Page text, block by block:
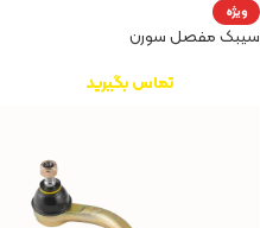
ویژه
سیبک مفصل سورن
تماس بگیرید